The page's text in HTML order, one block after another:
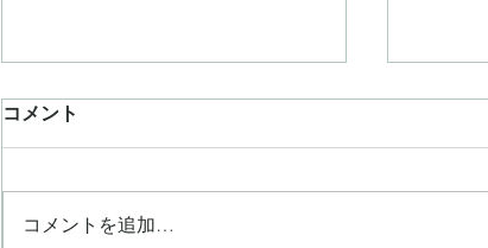
コメント
コメントを追加…